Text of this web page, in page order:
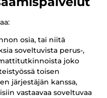
osia, tai niitä
soveltuvista perus-,
joko
toisen
järjestäjän kanssa,
vastaavaa soveltuvaa